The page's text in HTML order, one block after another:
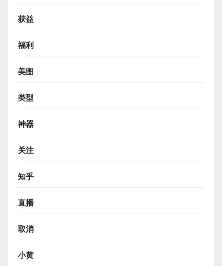
获益
福利
美图
类型
神器
关注
知乎
直播
取消
小黄